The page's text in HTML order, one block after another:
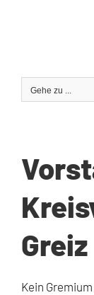
Gehe zu ...
Greiz
Kein